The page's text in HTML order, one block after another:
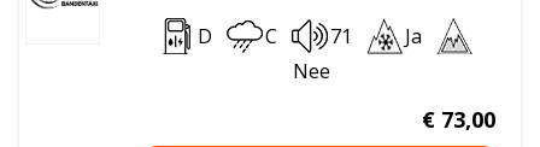
D C 71
Ja
Nee
€73,00